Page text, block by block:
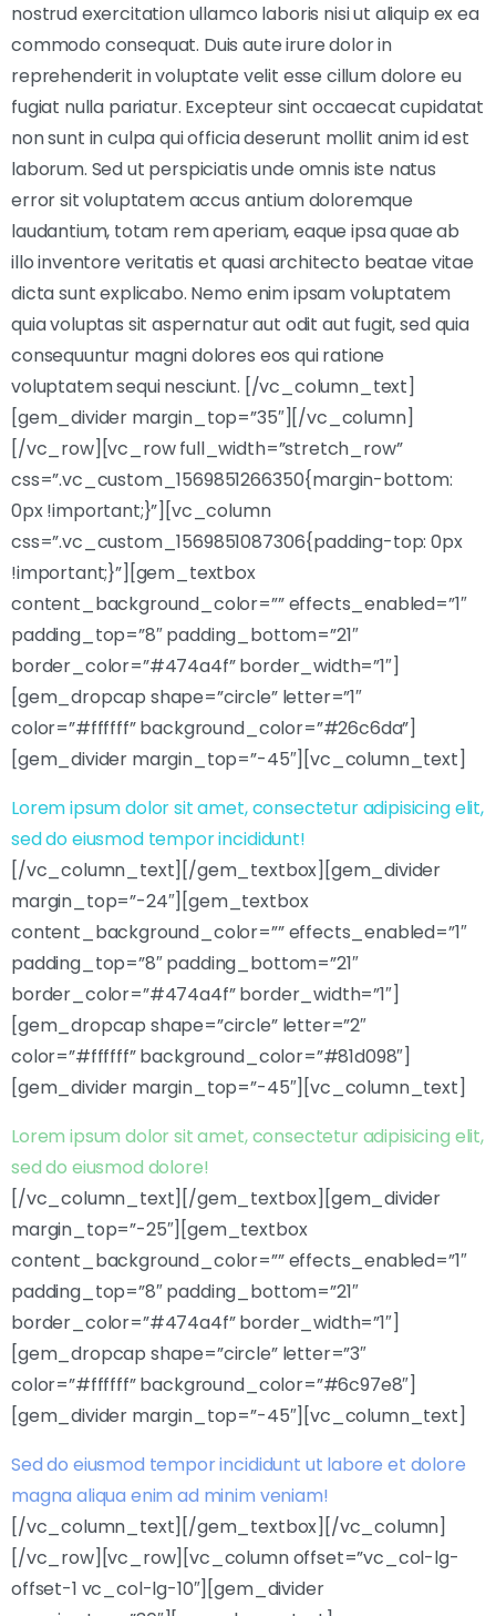
nostrud exercitation ullamco laboris nisi ut aliquip ex ea
commodo consequat. Duis aute irure dolor in
reprehenderit in voluptate velit esse cillum dolore eu
fugiat nulla pariatur. Excepteur sint occaecat cupidatat
non sunt in culpa qui officia deserunt mollit anim id est
laborum. Sed ut perspiciatis unde omnis iste natus
error sit voluptatem accus antium doloremque
laudantium, totam rem aperiam, eaque ipsa quae ab
illo inventore veritatis et quasi architecto beatae vitae
dicta sunt explicabo. Nemo enim ipsam voluptatem
quia voluptas sit aspernatur aut odit aut fugit, sed quia
consequuntur magni dolores eos qui ratione
voluptatem sequi nesciunt. [/vc_column_text]
[gem_divider margin_top=”35″][/vc_column]
[/vc_row][vc_row full_width=”stretch_row”
css=”.vc_custom_1569851266350{margin-bottom:
0px !important;}”][vc_column
css=”.vc_custom_1569851087306{padding-top: 0px
!important;}”][gem_textbox
content_background_color=”” effects_enabled=”1″
padding_top=”8″ padding_bottom=”21″
border_color=”#474a4f” border_width=”1″]
[gem_dropcap shape=”circle” letter=”1″
color=”#ffffff” background_color=”#26c6da”]
[gem_divider margin_top=”-45″][vc_column_text]
Lorem ipsum dolor sit amet, consectetur adipisicing elit,
sed do eiusmod tempor incididunt!
[/vc_column_text][/gem_textbox][gem_divider
margin_top=”-24″][gem_textbox
content_background_color=”” effects_enabled=”1″
padding_top=”8″ padding_bottom=”21″
border_color=”#474a4f” border_width=”1″]
[gem_dropcap shape=”circle” letter=”2″
color=”#ffffff” background_color=”#81d098″]
[gem_divider margin_top=”-45″][vc_column_text]
Lorem ipsum dolor sit amet, consectetur adipisicing elit,
sed do eiusmod dolore!
[/vc_column_text][/gem_textbox][gem_divider
margin_top=”-25″][gem_textbox
content_background_color=”” effects_enabled=”1″
padding_top=”8″ padding_bottom=”21″
border_color=”#474a4f” border_width=”1″]
[gem_dropcap shape=”circle” letter=”3″
color=”#ffffff” background_color=”#6c97e8″]
[gem_divider margin_top=”-45″][vc_column_text]
Sed do eiusmod tempor incididunt ut labore et dolore
magna aliqua enim ad minim veniam!
[/vc_column_text][/gem_textbox][/vc_column]
[/vc_row][vc_row][vc_column offset=”vc_col-lg-
offset-1 vc_col-lg-10″][gem_divider